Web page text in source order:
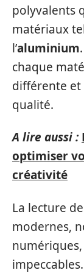
polyvalents
matériaux
l’aluminium
chaque
différente et
qualité.
A lire aussi :
optimiser
créativité
La lecture
modernes,